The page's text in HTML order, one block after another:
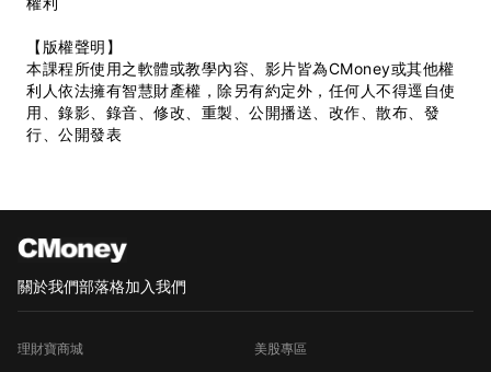
【版權聲明】
本課程所使用之軟體或教學內容、影片皆為CMoney或其他權
利人依法擁有智慧財產權，除另有約定外，任何人不得逕自使
用、錄影、錄音、修改、重製、公開播送、改作、散布、發
行、公開發表
關於我們部落格加入我們
理財寶商城 美股專區